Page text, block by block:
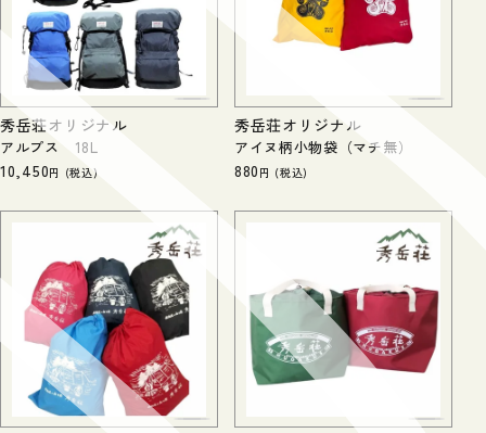
秀岳荘オリジナル
アルプス 18L
10,450 税込
秀岳荘オリジナル
アイヌ柄小物袋（マチ無）
880 税込